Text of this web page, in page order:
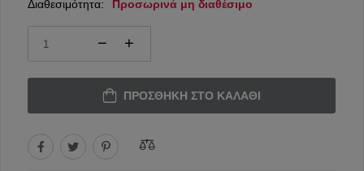
Διαθεσιμότητα: Προσωρινά μη διαθέσιμο
ΠΡΟΣΘΉΚΗ ΣΤΟ ΚΑΛΆΘΙ